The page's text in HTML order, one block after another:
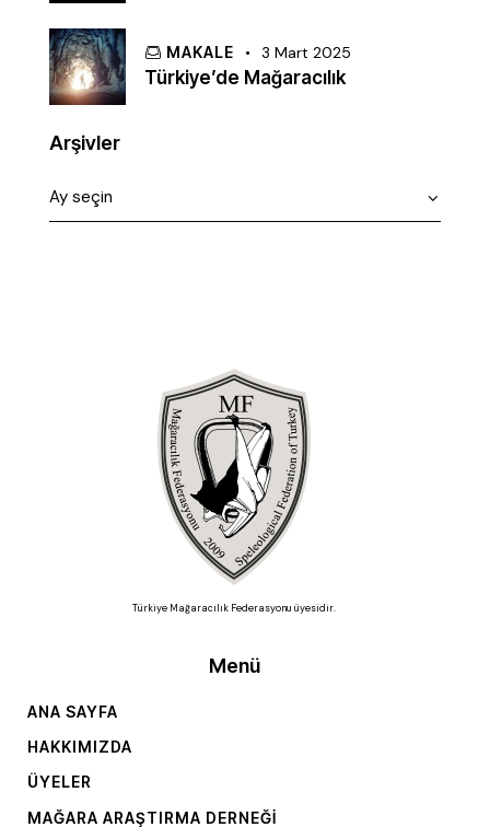
MAKALE 3 Mart 2025
Türkiye’de Mağaracılık
Arşivler
Türkiye Mağaracılık Federasyonu üyesidir.
Menü
ANA SAYFA
HAKKIMIZDA
ÜYELER
MAĞARA ARAŞTIRMA DERNEĞI